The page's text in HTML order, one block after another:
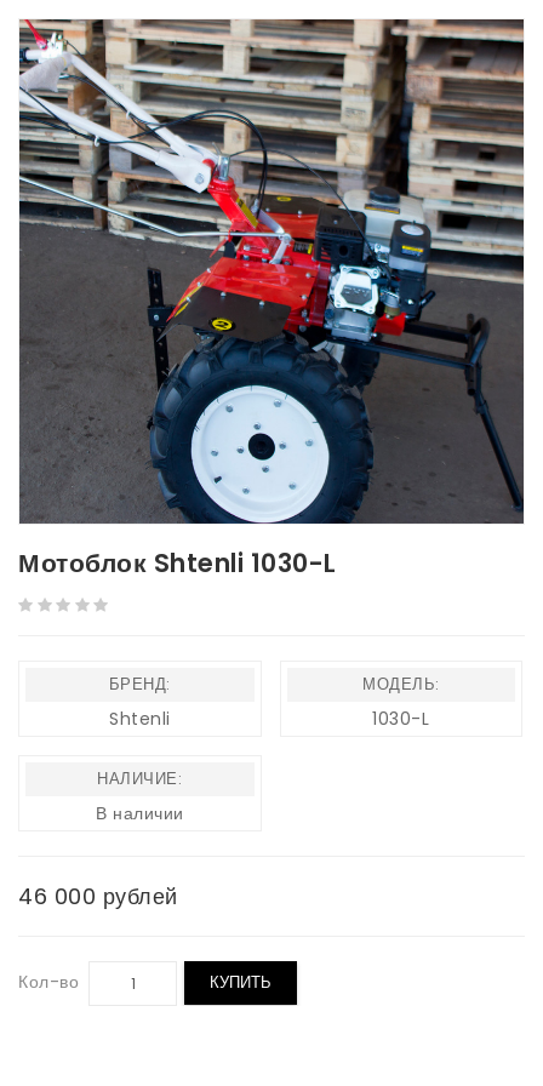
Мотоблок Shtenli 1030-L
БРЕНД:
Shtenli
МОДЕЛЬ:
1030-L
НАЛИЧИЕ:
В наличии
46 000 рублей
Кол-во КУПИТЬ